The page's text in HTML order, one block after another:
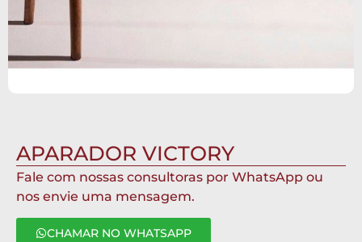
APARADOR VICTORY
Fale com nossas consultoras por WhatsApp ou
nos envie uma mensagem.
CHAMAR NO WHATSAPP